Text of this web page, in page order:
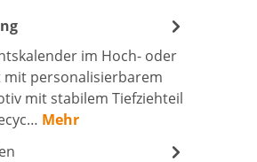
im Hoch- oder
personalisierbarem
mit stabilem Tiefziehteil
Mehr